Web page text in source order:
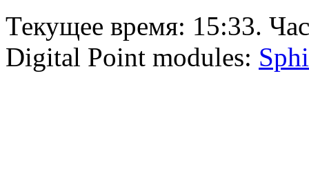
Текущее время: 15:33.
Digital Point modules: